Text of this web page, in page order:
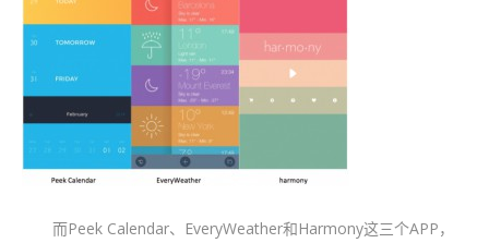
而Peek Calendar、EveryWeather和Harmony这三个APP，